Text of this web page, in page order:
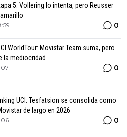
5: Vollering lo intenta, pero Reusser
0
WorldTour: Movistar Team suma, pero
la mediocridad
0
UCI: Tesfatsion se consolida como
de largo en 2026
0